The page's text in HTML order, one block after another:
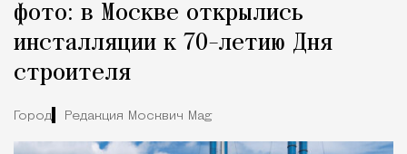
фото: в Москве открылись
инсталляции к 70-летию Дня
строителя
Город Редакция Москвич Mag